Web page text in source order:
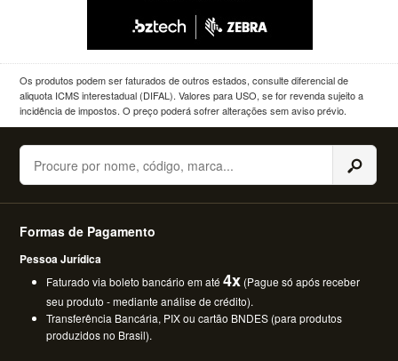
Os produtos podem ser faturados de outros estados, consulte diferencial de
aliquota ICMS interestadual (DIFAL). Valores para USO, se for revenda sujeito a
incidência de impostos. O preço poderá sofrer alterações sem aviso prévio.
Buscar
Formas de Pagamento
Pessoa Jurídica
Faturado via boleto bancário em até4x (Pague só após receber
seu produto - mediante análise de crédito).
Transferência Bancária, PIX ou cartão BNDES (para produtos
produzidos no Brasil).